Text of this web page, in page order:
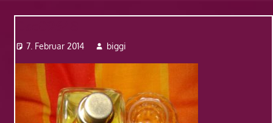
Website
7. Februar 2014 biggi